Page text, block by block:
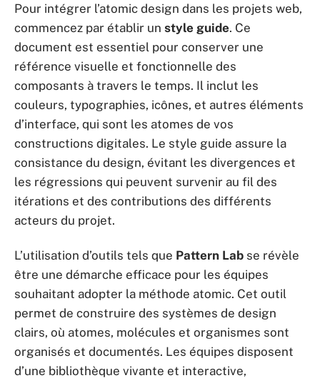
Pour intégrer l’atomic design dans les projets web,
commencez par établir un style guide. Ce
document est essentiel pour conserver une
référence visuelle et fonctionnelle des
composants à travers le temps. Il inclut les
couleurs, typographies, icônes, et autres éléments
d’interface, qui sont les atomes de vos
constructions digitales. Le style guide assure la
consistance du design, évitant les divergences et
les régressions qui peuvent survenir au fil des
itérations et des contributions des différents
acteurs du projet.
L’utilisation d’outils tels que Pattern Lab se révèle
être une démarche efficace pour les équipes
souhaitant adopter la méthode atomic. Cet outil
permet de construire des systèmes de design
clairs, où atomes, molécules et organismes sont
organisés et documentés. Les équipes disposent
d’une bibliothèque vivante et interactive,